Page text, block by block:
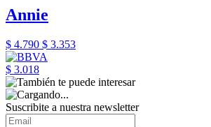
Annie
$ 4.790 $ 3.353
$ 3.018
Suscribite a nuestra newsletter